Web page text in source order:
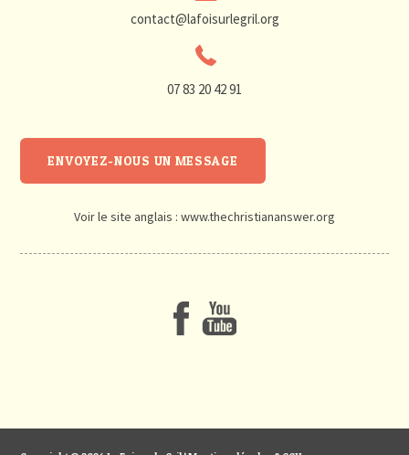
contact@lafoisurlegril.org
07 83 20 42 91
ENVOYEZ-NOUS UN MESSAGE
Voir le site anglais : www.thechristiananswer.org